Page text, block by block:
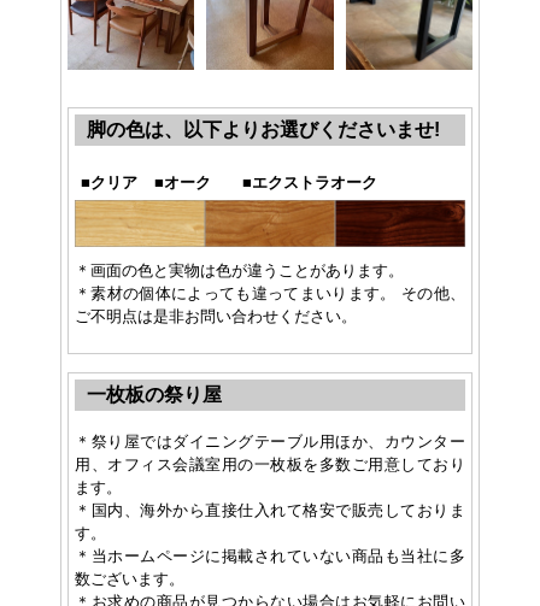
脚の色は、以下よりお選びくださいませ!
■クリア ■オーク ■エクストラオーク
＊画面の色と実物は色が違うことがあります。
＊素材の個体によっても違ってまいります。 その他、
ご不明点は是非お問い合わせください。
一枚板の祭り屋
＊祭り屋ではダイニングテーブル用ほか、カウンター
用、オフィス会議室用の一枚板を多数ご用意しており
ます。
＊国内、海外から直接仕入れて格安で販売しておりま
す。
＊当ホームページに掲載されていない商品も当社に多
数ございます。
＊お求めの商品が見つからない場合はお気軽にお問い